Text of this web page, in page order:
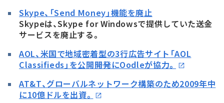
Skype、「Send Money」機能を廃止
Skypeは、Skype for Windowsで提供していた送金
サービスを廃止する。
AOL、米国で地域密着型の3行広告サイト「AOL
Classifieds」を公開――開発にOodleが協力。
AT&T、グローバルネットワーク構築のため2009年中
に10億ドルを出資。